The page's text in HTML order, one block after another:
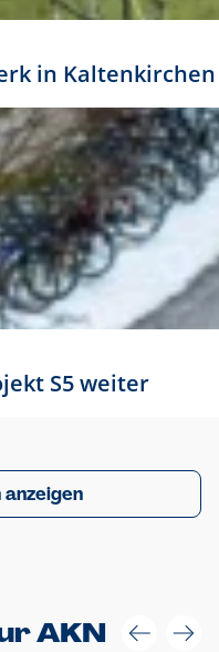
in Kaltenkirchen
S5 weiter
AKN